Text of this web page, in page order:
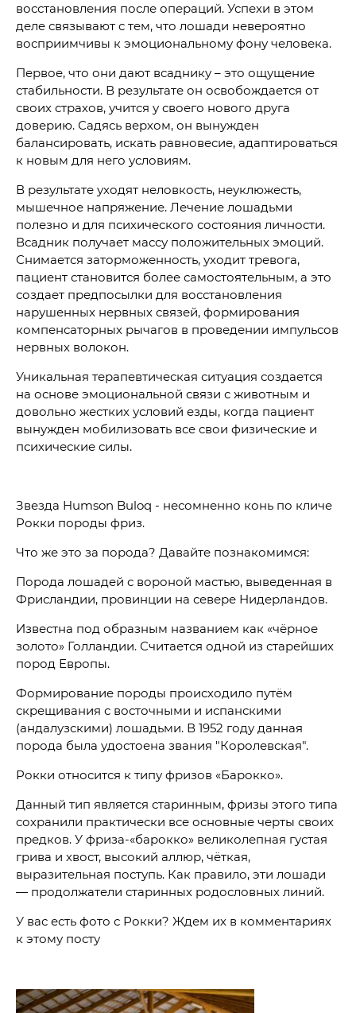
восстановления после операций. Успехи в этом
деле связывают с тем, что лошади невероятно
восприимчивы к эмоциональному фону человека.
Первое, что они дают всаднику – это ощущение
стабильности. В результате он освобождается от
своих страхов, учится у своего нового друга
доверию. Садясь верхом, он вынужден
балансировать, искать равновесие, адаптироваться
к новым для него условиям.
В результате уходят неловкость, неуклюжесть,
мышечное напряжение. Лечение лошадьми
полезно и для психического состояния личности.
Всадник получает массу положительных эмоций.
Снимается заторможенность, уходит тревога,
пациент становится более самостоятельным, а это
создает предпосылки для восстановления
нарушенных нервных связей, формирования
компенсаторных рычагов в проведении импульсов
нервных волокон.
Уникальная терапевтическая ситуация создается
на основе эмоциональной связи с животным и
довольно жестких условий езды, когда пациент
вынужден мобилизовать все свои физические и
психические силы.
Звезда Humson Buloq - несомненно конь по кличе
Рокки породы фриз.
Что же это за порода? Давайте познакомимся:
Порода лошадей с вороной мастью, выведенная в
Фрисландии, провинции на севере Нидерландов.
Известна под образным названием как «чёрное
золото» Голландии. Считается одной из старейших
пород Европы.
Формирование породы происходило путём
скрещивания с восточными и испанскими
(андалузскими) лошадьми. В 1952 году данная
порода была удостоена звания "Королевская".
Рокки относится к типу фризов «Барокко».
Данный тип является старинным, фризы этого типа
сохранили практически все основные черты своих
предков. У фриза-«барокко» великолепная густая
грива и хвост, высокий аллюр, чёткая,
выразительная поступь. Как правило, эти лошади
— продолжатели старинных родословных линий.
У вас есть фото с Рокки? Ждем их в комментариях
к этому посту